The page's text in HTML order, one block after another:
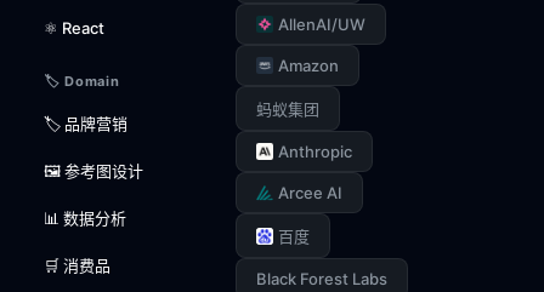
⚛️ React
🏷️ Domain
🏷️ 品牌营销
🖼️ 参考图设计
📊 数据分析
🛒 消费品
AllenAI/UW
Amazon
蚂蚁集团
Anthropic
Arcee AI
百度
Black Forest Labs